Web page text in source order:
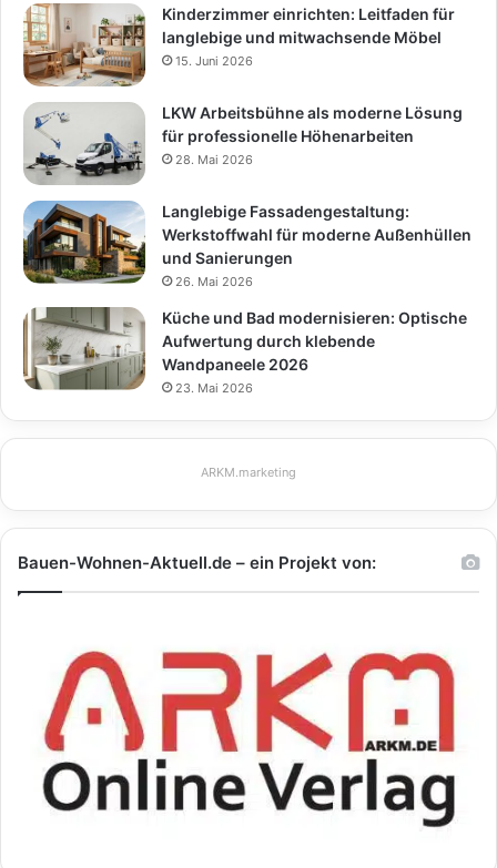
Kinderzimmer einrichten: Leitfaden für
langlebige und mitwachsende Möbel
15. Juni 2026
LKW Arbeitsbühne als moderne Lösung
für professionelle Höhenarbeiten
28. Mai 2026
Langlebige Fassadengestaltung:
Werkstoffwahl für moderne Außenhüllen
und Sanierungen
26. Mai 2026
Küche und Bad modernisieren: Optische
Aufwertung durch klebende
Wandpaneele 2026
23. Mai 2026
ARKM.marketing
Bauen-Wohnen-Aktuell.de – ein Projekt von: